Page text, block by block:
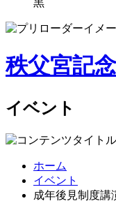
黒
秩父宮記
イベント
ホーム
イベント
成年後見制度講